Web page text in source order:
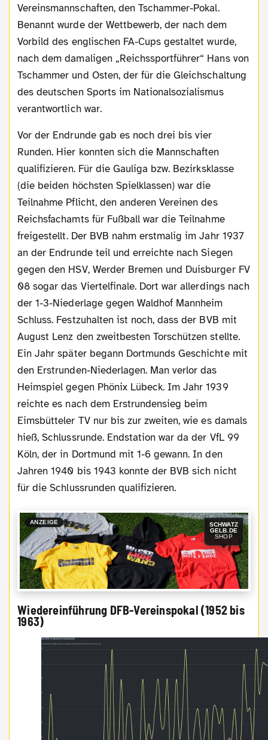
Vereinsmannschaften, den Tschammer-Pokal.
Benannt wurde der Wettbewerb, der nach dem
Vorbild des englischen FA-Cups gestaltet wurde,
nach dem damaligen „Reichssportführer“ Hans von
Tschammer und Osten, der für die Gleichschaltung
des deutschen Sports im Nationalsozialismus
verantwortlich war.
Vor der Endrunde gab es noch drei bis vier
Runden. Hier konnten sich die Mannschaften
qualifizieren. Für die Gauliga bzw. Bezirksklasse
(die beiden höchsten Spielklassen) war die
Teilnahme Pflicht, den anderen Vereinen des
Reichsfachamts für Fußball war die Teilnahme
freigestellt. Der BVB nahm erstmalig im Jahr 1937
an der Endrunde teil und erreichte nach Siegen
gegen den HSV, Werder Bremen und Duisburger FV
08 sogar das Viertelfinale. Dort war allerdings nach
der 1-3-Niederlage gegen Waldhof Mannheim
Schluss. Festzuhalten ist noch, dass der BVB mit
August Lenz den zweitbesten Torschützen stellte.
Ein Jahr später begann Dortmunds Geschichte mit
den Erstrunden-Niederlagen. Man verlor das
Heimspiel gegen Phönix Lübeck. Im Jahr 1939
reichte es nach dem Erstrundensieg beim
Eimsbütteler TV nur bis zur zweiten, wie es damals
hieß, Schlussrunde. Endstation war da der VfL 99
Köln, der in Dortmund mit 1-6 gewann. In den
Jahren 1940 bis 1943 konnte der BVB sich nicht
für die Schlussrunden qualifizieren.
ANZEIGE
SCHWATZ
GELB.DE
SHOP
Wiedereinführung DFB-Vereinspokal (1952 bis
1963)